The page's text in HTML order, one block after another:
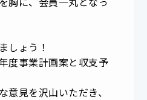
しょう！
度事業計画案と収支予
意見を沢山いただき、